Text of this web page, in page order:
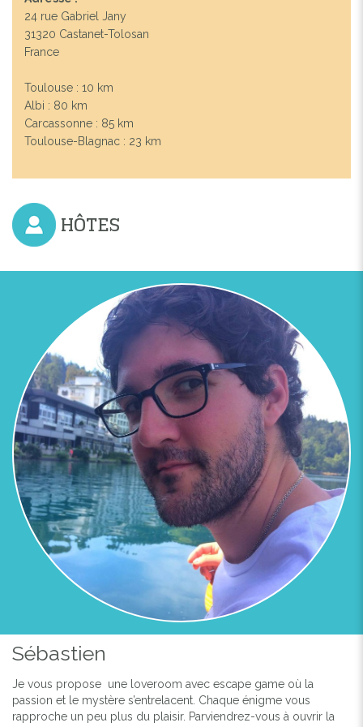
24 rue Gabriel Jany
31320 Castanet-Tolosan
France
Toulouse : 10 km
Albi : 80 km
Carcassonne : 85 km
Toulouse-Blagnac : 23 km
HÔTES
Sébastien
Je vous propose une loveroom avec escape game où la
passion et le mystère s’entrelacent. Chaque énigme vous
rapproche un peu plus du plaisir. Parviendrez-vous à ouvrir la